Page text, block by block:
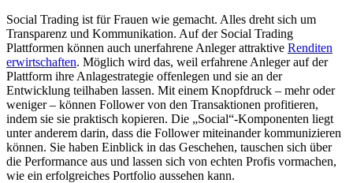
Social Trading ist für Frauen wie gemacht. Alles dreht sich um
Transparenz und Kommunikation. Auf der Social Trading
Plattformen können auch unerfahrene Anleger attraktive Renditen
erwirtschaften. Möglich wird das, weil erfahrene Anleger auf der
Plattform ihre Anlagestrategie offenlegen und sie an der
Entwicklung teilhaben lassen. Mit einem Knopfdruck – mehr oder
weniger – können Follower von den Transaktionen profitieren,
indem sie sie praktisch kopieren. Die „Social“-Komponenten liegt
unter anderem darin, dass die Follower miteinander kommunizieren
können. Sie haben Einblick in das Geschehen, tauschen sich über
die Performance aus und lassen sich von echten Profis vormachen,
wie ein erfolgreiches Portfolio aussehen kann.